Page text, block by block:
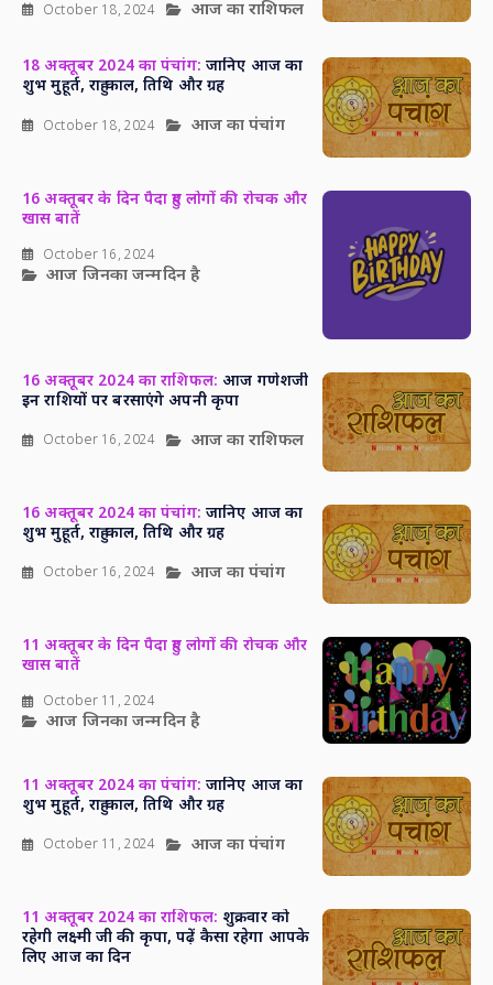
October 18, 2024 आज का राशिफल
18 अक्तूबर 2024 का पंचांग: जानिए आज का
शुभ मुहूर्त, राहु काल, तिथि और ग्रह
October 18, 2024 आज का पंचांग
16 अक्तूबर के दिन पैदा हुए लोगों की रोचक और
खास बातें
October 16, 2024
आज जिनका जन्मदिन है
16 अक्तूबर 2024 का राशिफल: आज गणेशजी
इन राशियों पर बरसाएंगे अपनी कृपा
October 16, 2024 आज का राशिफल
16 अक्तूबर 2024 का पंचांग: जानिए आज का
शुभ मुहूर्त, राहु काल, तिथि और ग्रह
October 16, 2024 आज का पंचांग
11 अक्तूबर के दिन पैदा हुए लोगों की रोचक और
खास बातें
October 11, 2024
आज जिनका जन्मदिन है
11 अक्तूबर 2024 का पंचांग: जानिए आज का
शुभ मुहूर्त, राहु काल, तिथि और ग्रह
October 11, 2024 आज का पंचांग
11 अक्तूबर 2024 का राशिफल: शुक्रवार को
रहेगी लक्ष्मी जी की कृपा, पढ़ें कैसा रहेगा आपके
लिए आज का दिन